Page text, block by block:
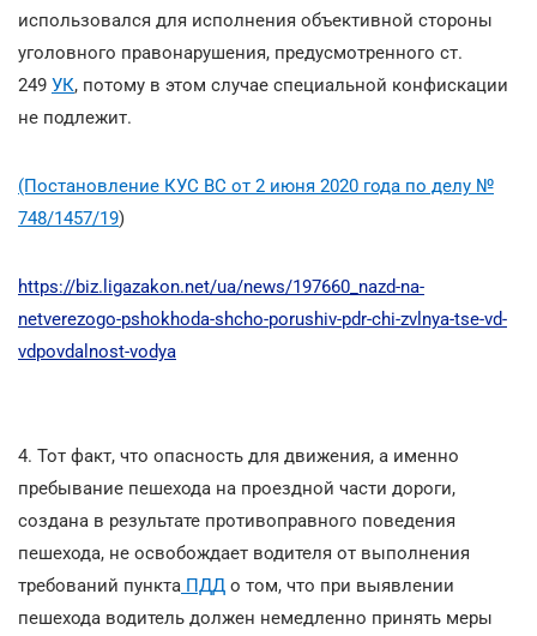
использовался для исполнения объективной стороны
уголовного правонарушения, предусмотренного ст.
249 УК, потому в этом случае специальной конфискации
не подлежит.
(Постановление КУС ВС от 2 июня 2020 года по делу №
748/1457/19)
https://biz.ligazakon.net/ua/news/197660_nazd-na-
netverezogo-pshokhoda-shcho-porushiv-pdr-chi-zvlnya-tse-vd-
vdpovdalnost-vodya
4. Тот факт, что опасность для движения, а именно
пребывание пешехода на проездной части дороги,
создана в результате противоправного поведения
пешехода, не освобождает водителя от выполнения
требований пункта ПДД о том, что при выявлении
пешехода водитель должен немедленно принять меры